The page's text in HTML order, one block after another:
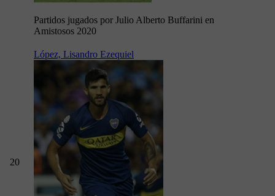
Partidos jugados por Julio Alberto Buffarini en
Amistosos 2020
20
López, Lisandro Ezequiel